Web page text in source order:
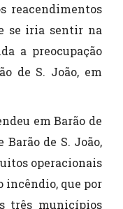
reacendimentos
se iria sentir na
a preocupação
de S. João, em
em Barão de
de S. João,
operacionais
incêndio, que por
três municípios